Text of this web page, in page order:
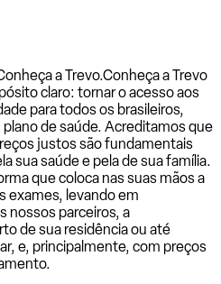
a Trevo.Conheça a Trevo
claro: tornar o acesso aos
para todos os brasileiros,
de saúde. Acreditamos que
justos são fundamentais
sua saúde e pela de sua família.
que coloca nas suas mãos a
exames, levando em
nossos parceiros, a
de sua residência ou até
e, principalmente, com preços